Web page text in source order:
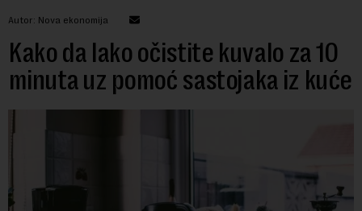
Autor: Nova ekonomija
Kako da lako očistite kuvalo za 10
minuta uz pomoć sastojaka iz kuće